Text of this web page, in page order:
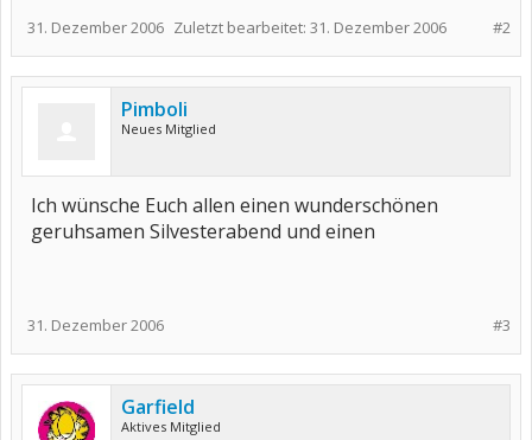
#2
31. Dezember 2006 Zuletzt bearbeitet: 31. Dezember 2006
Pimboli
Neues Mitglied
Ich wünsche Euch allen einen wunderschönen
geruhsamen Silvesterabend und einen
#3
31. Dezember 2006
Garfield
Aktives Mitglied